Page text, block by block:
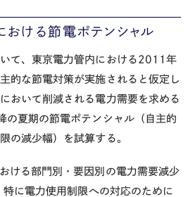
おける節電ポテンシャル
て、東京電力管内における2011年
的な節電対策が実施されると仮定し
おいて削減される電力需要を求める
の夏期の節電ポテンシャル（自主的
の減少幅）を試算する。
ける部門別・要因別の電力需要減少
に電力使用制限への対応のために